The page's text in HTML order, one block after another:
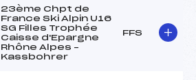
23ème Chpt de
France Ski Alpin U16
SG Filles Trophée
Caisse d'Epargne
Rhône Alpes –
Kassbohrer
FFS